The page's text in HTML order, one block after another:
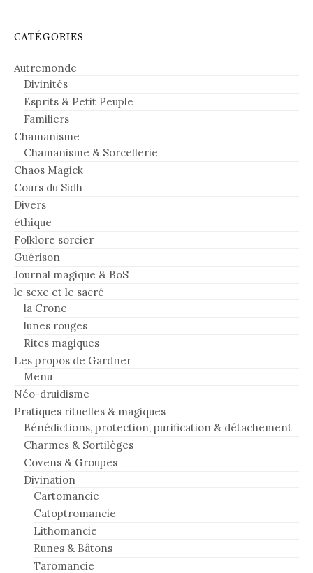
CATÉGORIES
Autremonde
Divinités
Esprits & Petit Peuple
Familiers
Chamanisme
Chamanisme & Sorcellerie
Chaos Magick
Cours du Sidh
Divers
éthique
Folklore sorcier
Guérison
Journal magique & BoS
le sexe et le sacré
la Crone
lunes rouges
Rites magiques
Les propos de Gardner
Menu
Néo-druidisme
Pratiques rituelles & magiques
Bénédictions, protection, purification & détachement
Charmes & Sortilèges
Covens & Groupes
Divination
Cartomancie
Catoptromancie
Lithomancie
Runes & Bâtons
Taromancie